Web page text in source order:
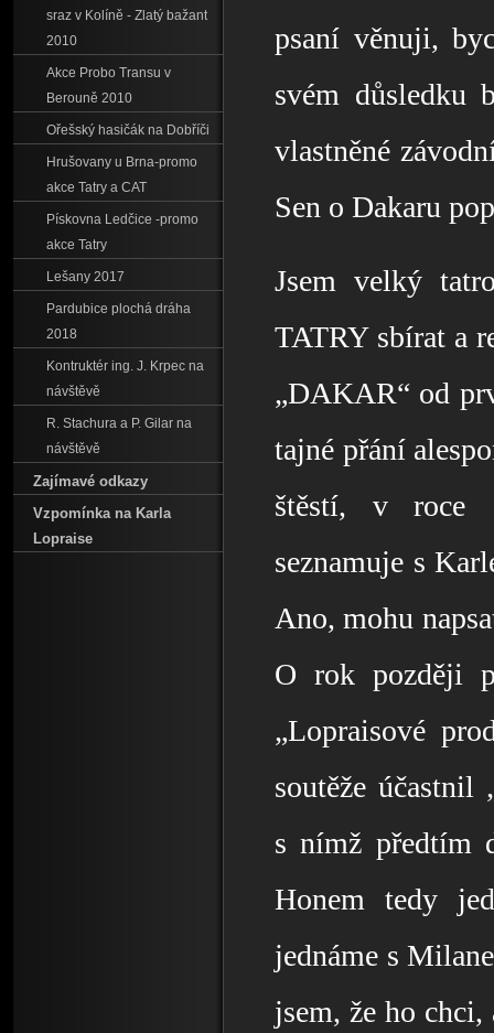
psaní věnuji,
svém důsledku
vlastněné
Sen o Dakaru
Jsem velký
TATRY sbírat a
„DAKAR“ od
tajné přání
štěstí, v roce
seznamuje s
Ano, mohu
O rok později
„Lopraisové
soutěže
s nímž předtím
Honem tedy
jednáme s
jsem, že ho
sraz v Kolíně - Zlatý bažant
2010
Akce Probo Transu v
Berouně 2010
Ořešský hasičák na Dobříči
Hrušovany u Brna-promo
akce Tatry a CAT
Pískovna Ledčice -promo
akce Tatry
Lešany 2017
Pardubice plochá dráha
2018
Kontruktér ing. J. Krpec na
návštěvě
R. Stachura a P. Gilar na
návštěvě
Zajímavé odkazy
Vzpomínka na Karla
Lopraise